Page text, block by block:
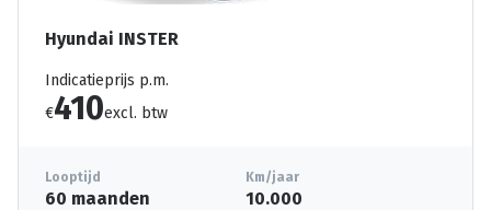
Hyundai INSTER
Indicatieprijs p.m.
€410excl. btw
Looptijd
60 maanden
Km/jaar
10.000